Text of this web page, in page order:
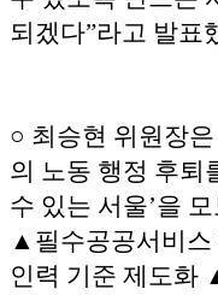
되겠다”라고 발표
○ 최승현 위원장
의 노동 행정 후퇴
수 있는 서울’을
▲필수공공서비스
인력 기준 제도화